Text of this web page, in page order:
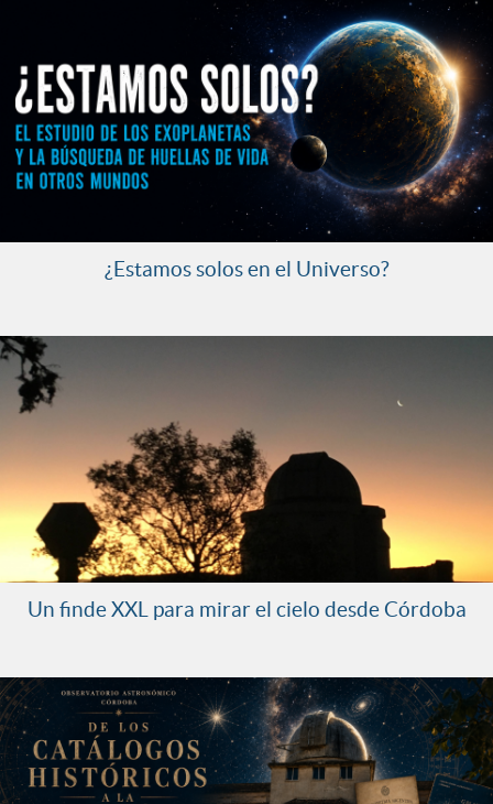
¿Estamos solos en el Universo?
Un finde XXL para mirar el cielo desde Córdoba